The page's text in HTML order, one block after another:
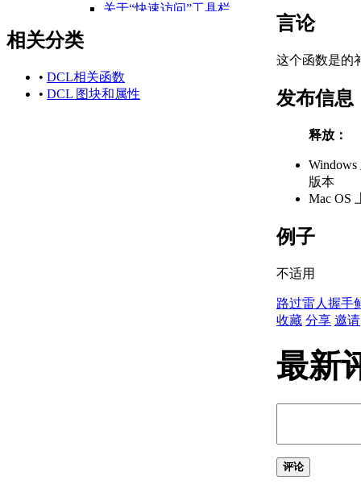
关于“快速访问”工具栏
关于快捷菜单
设置绘图环境
相关分类
• DCL相关函数
• DCL 图块和属性
言论
这个函数是的
发布信息
释放：
版本
Mac OS
例子
不适用
路过雷人 握手
收藏 分享 邀请
最新
评论